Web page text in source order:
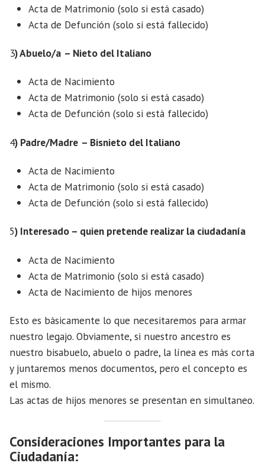
Acta de Matrimonio (solo si está casado)
Acta de Defunción (solo si está fallecido)
3) Abuelo/a – Nieto del Italiano
Acta de Nacimiento
Acta de Matrimonio (solo si está casado)
Acta de Defunción (solo si está fallecido)
4) Padre/Madre – Bisnieto del Italiano
Acta de Nacimiento
Acta de Matrimonio (solo si está casado)
Acta de Defunción (solo si está fallecido)
5) Interesado – quien pretende realizar la ciudadanía
Acta de Nacimiento
Acta de Matrimonio (solo si está casado)
Acta de Nacimiento de hijos menores
Esto es básicamente lo que necesitaremos para armar
nuestro legajo. Obviamente, si nuestro ancestro es
nuestro bisabuelo, abuelo o padre, la línea es más corta
y juntaremos menos documentos, pero el concepto es
el mismo.
Las actas de hijos menores se presentan en simultaneo.
Consideraciones Importantes para la
Ciudadanía: